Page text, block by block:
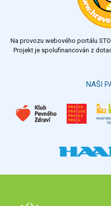
Na provozu webového portálu
Projekt je spolufinancován z
NAŠI